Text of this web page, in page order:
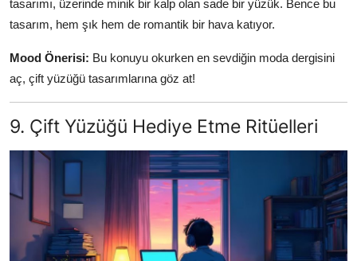
tasarımı, üzerinde minik bir kalp olan sade bir yüzük. Bence bu
tasarım, hem şık hem de romantik bir hava katıyor.
Mood Önerisi: Bu konuyu okurken en sevdiğin moda dergisini
aç, çift yüzüğü tasarımlarına göz at!
9. Çift Yüzüğü Hediye Etme Ritüelleri